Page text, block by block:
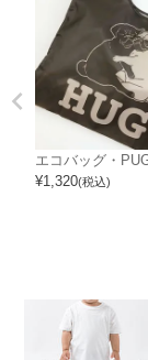
エコバッグ・
¥1,320(税込)